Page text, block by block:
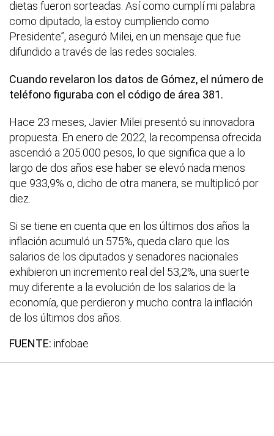
dietas fueron sorteadas. Así como cumplí mi palabra
como diputado, la estoy cumpliendo como
Presidente”, aseguró Milei, en un mensaje que fue
difundido a través de las redes sociales.
Cuando revelaron los datos de Gómez, el número de
teléfono figuraba con el código de área 381.
Hace 23 meses, Javier Milei presentó su innovadora
propuesta. En enero de 2022, la recompensa ofrecida
ascendió a 205.000 pesos, lo que significa que a lo
largo de dos años ese haber se elevó nada menos
que 933,9% o, dicho de otra manera, se multiplicó por
diez.
Si se tiene en cuenta que en los últimos dos años la
inflación acumuló un 575%, queda claro que los
salarios de los diputados y senadores nacionales
exhibieron un incremento real del 53,2%, una suerte
muy diferente a la evolución de los salarios de la
economía, que perdieron y mucho contra la inflación
de los últimos dos años.
FUENTE: infobae